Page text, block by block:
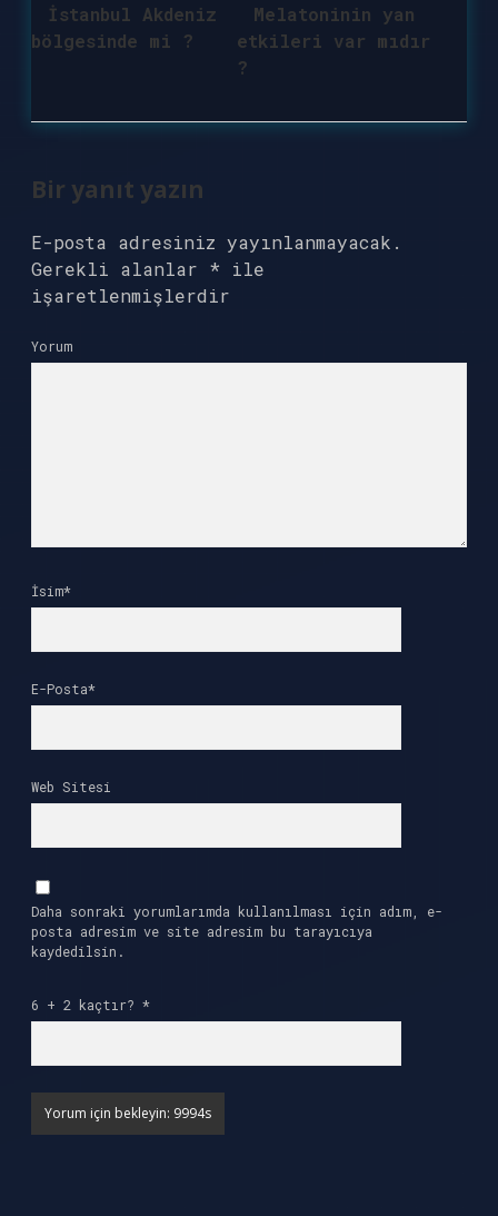
İstanbul Akdeniz
bölgesinde mi ?
Melatoninin yan
etkileri var mıdır
?
Bir yanıt yazın
E-posta adresiniz yayınlanmayacak.
Gerekli alanlar * ile
işaretlenmişlerdir
Yorum
İsim*
E-Posta*
Web Sitesi
Daha sonraki yorumlarımda kullanılması için adım, e-
posta adresim ve site adresim bu tarayıcıya
kaydedilsin.
6 + 2 kaçtır? *